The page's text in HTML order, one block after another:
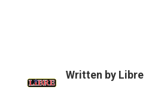
Written by Libre